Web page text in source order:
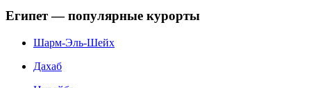
Египет — популярные курорты
Шарм-Эль-Шейх
Дахаб